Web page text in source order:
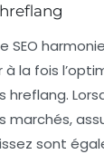
SEO
la fois
hreflang.
sont